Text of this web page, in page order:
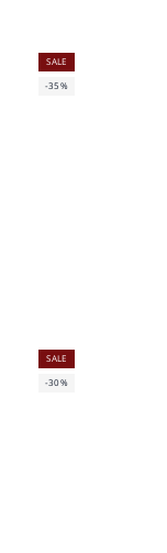
SALE
-35%
SALE
-30%